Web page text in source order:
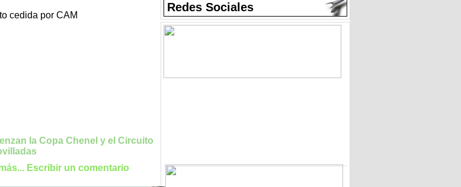
la Copa Chenel y el Circuito
Escribir un comentario
Redes Sociales